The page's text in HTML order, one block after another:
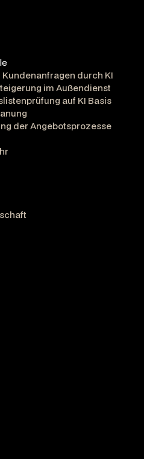
durch KI
im Außendienst
auf KI Basis
der Angebotsprozesse